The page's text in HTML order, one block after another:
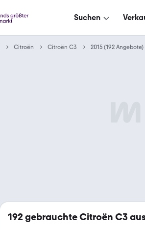
Suchen
Citroën Citroën C3 2015 (192 Angebote)
192gebrauchte Citroën C3